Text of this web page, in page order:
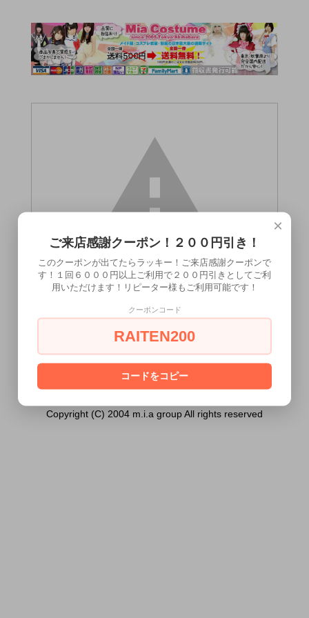
ません。
あなたは18歳以上ですか？
[ はい ] [ いいえ ]
Copyright (C) 2004 m.i.a group All rights reserved
×
ご来店感謝クーポン！２００円引き！
このクーポンが出てたらラッキー！ご来店感謝クーポンで
す！１回６０００円以上ご利用で２００円引きとしてご利
用いただけます！リピーター様もご利用可能です！
クーポンコード
RAITEN200
コードをコピー